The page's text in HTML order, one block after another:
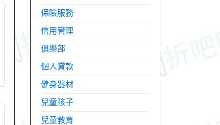
保險服務
信用管理
俱樂部
個人貸款
健身器材
兒童孩子
兒童教育